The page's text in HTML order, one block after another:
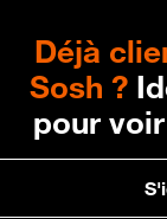
Déjà
Sosh ?
pour